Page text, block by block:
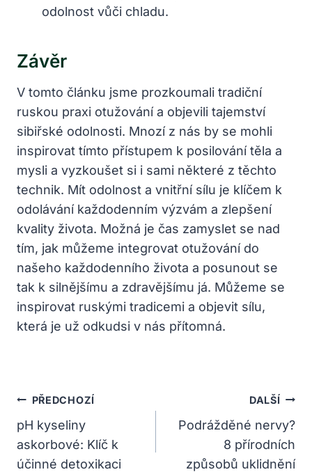
odolnost vůči chladu.
Závěr
V tomto článku jsme prozkoumali tradiční
ruskou praxi otužování a objevili tajemství
sibiřské odolnosti. Mnozí z nás by se mohli
inspirovat tímto přístupem k posilování těla a
mysli a vyzkoušet si i sami některé z těchto
technik. Mít odolnost a vnitřní sílu je klíčem k
odolávání každodenním výzvám a zlepšení
kvality života. Možná je čas zamyslet se nad
tím, jak můžeme integrovat otužování do
našeho každodenního života a posunout se
tak k silnějšímu a zdravějšímu já. Můžeme se
inspirovat ruskými tradicemi a objevit sílu,
která je už odkudsi v nás přítomná.
Navigace
Pro
Příspěvek
PŘEDCHOZÍ
pH kyseliny
askorbové: Klíč k
účinné detoxikaci
DALŠÍ
Podrážděné nervy?
8 přírodních
způsobů uklidnění